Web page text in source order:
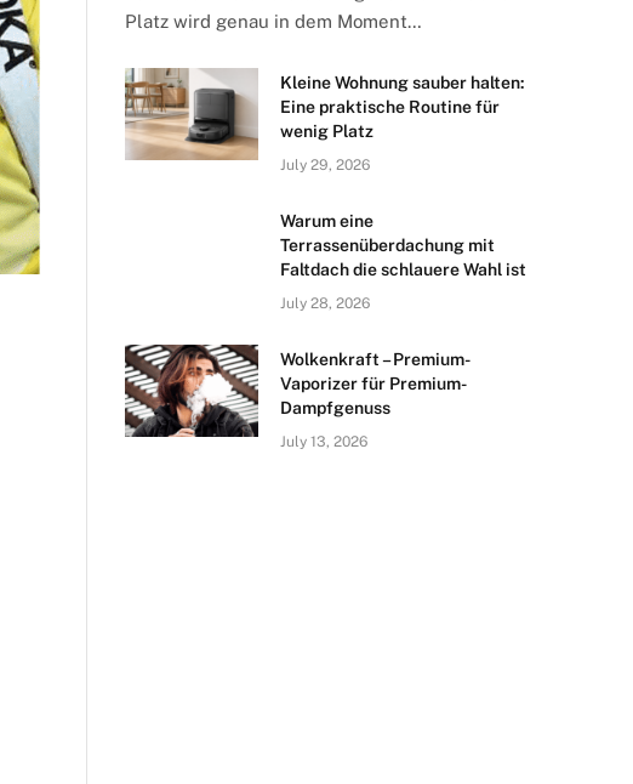
Platz wird genau in dem Moment…
Kleine Wohnung sauber halten:
Eine praktische Routine für
wenig Platz
July 29, 2026
Warum eine
Terrassenüberdachung mit
Faltdach die schlauere Wahl ist
July 28, 2026
Wolkenkraft – Premium-
Vaporizer für Premium-
Dampfgenuss
July 13, 2026